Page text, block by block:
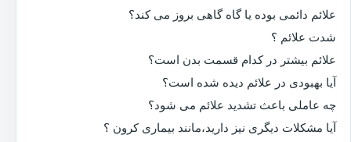
علائم دائمی بوده یا گاه گاهی بروز می کند؟
شدت علائم ؟
علائم بیشتر در کدام قسمت بدن است؟
آیا بهبودی در علائم دیده شده است؟
چه عاملی باعث تشدید علائم می شود؟
آیا مشکلات دیگری نیز دارید،مانند بیماری کرون ؟